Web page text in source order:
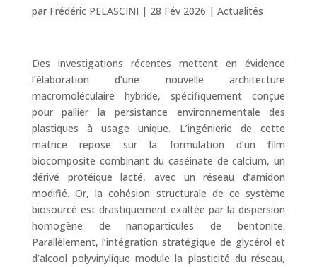
par Frédéric PELASCINI | 28 Fév 2026 | Actualités
Des investigations récentes mettent en évidence
l’élaboration d’une nouvelle architecture
macromoléculaire hybride, spécifiquement conçue
pour pallier la persistance environnementale des
plastiques à usage unique. L’ingénierie de cette
matrice repose sur la formulation d’un film
biocomposite combinant du caséinate de calcium, un
dérivé protéique lacté, avec un réseau d’amidon
modifié. Or, la cohésion structurale de ce système
biosourcé est drastiquement exaltée par la dispersion
homogène de nanoparticules de bentonite.
Parallèlement, l’intégration stratégique de glycérol et
d’alcool polyvinylique module la plasticité du réseau,